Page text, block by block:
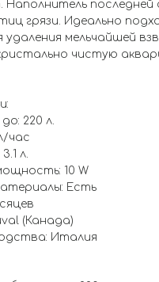
Наполнитель
грязи. Идеально
удаления мельчайшей
чистую
220 л.
час
л.
10 W
Есть
(Канада)
Италия